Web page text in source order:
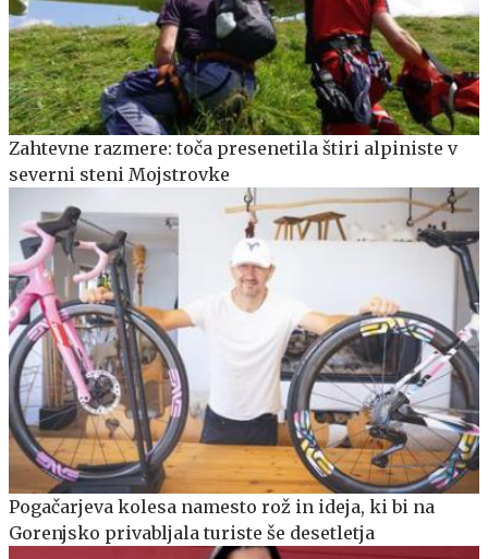
Zahtevne razmere: toča presenetila štiri alpiniste v
severni steni Mojstrovke
Pogačarjeva kolesa namesto rož in ideja, ki bi na
Gorenjsko privabljala turiste še desetletja